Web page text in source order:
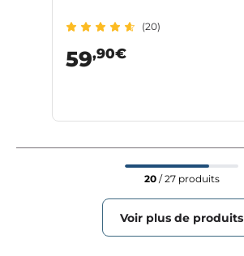
(20)
59,90€
20/ 27 produits
Voir plus de produits